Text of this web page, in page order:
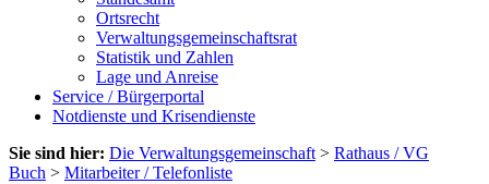
Ortsrecht
Verwaltungsgemeinschaftsrat
Statistik und Zahlen
Lage und Anreise
Service / Bürgerportal
Notdienste und Krisendienste
Sie sind hier: Die Verwaltungsgemeinschaft > Rathaus / VG
Buch > Mitarbeiter / Telefonliste